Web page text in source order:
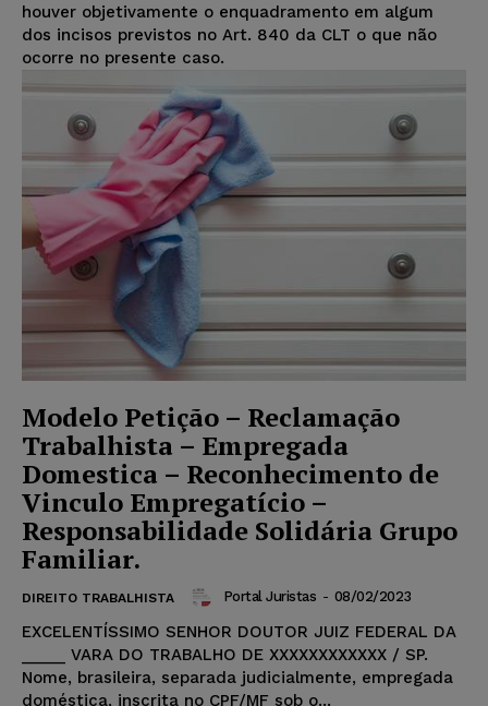
houver objetivamente o enquadramento em algum
dos incisos previstos no Art. 840 da CLT o que não
ocorre no presente caso.
Modelo Petição – Reclamação
Trabalhista – Empregada
Domestica – Reconhecimento de
Vinculo Empregatício –
Responsabilidade Solidária Grupo
Familiar.
DIREITO TRABALHISTA Portal Juristas - 08/02/2023
EXCELENTÍSSIMO SENHOR DOUTOR JUIZ FEDERAL DA
_____ VARA DO TRABALHO DE XXXXXXXXXXXX / SP.
Nome, brasileira, separada judicialmente, empregada
doméstica, inscrita no CPF/MF sob o...